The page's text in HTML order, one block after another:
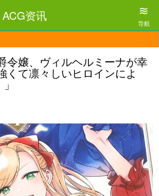
ACG资讯 ≋
导航
令嬢、ヴィルヘルミーナが幸
くて凛々しいヒロインによ
」